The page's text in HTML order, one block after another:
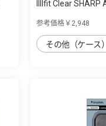
IIIIfit Clear SHARP
参考価格￥2,948
その他（ケース）